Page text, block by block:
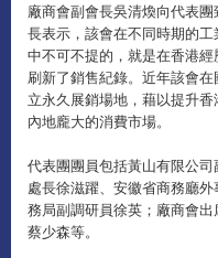
廠商會副會長吳清煥向代表
長表示，該會在不同時期的
中不可不提的，就是在香港
刷新了銷售紀錄。近年該會
立永久展銷場地，藉以提升
內地龐大的消費市場。
代表團團員包括黃山有限公
處長徐滋躍、安徽省商務廳
務局副調研員徐英；廠商會
蔡少森等。